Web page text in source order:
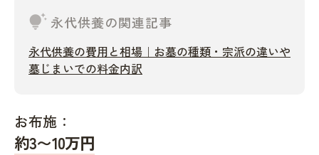
tips_and_updates 永代供養の関連記事
永代供養の費用と相場｜お墓の種類・宗派の違いや
墓じまいでの料金内訳
お布施：
約3〜10万円